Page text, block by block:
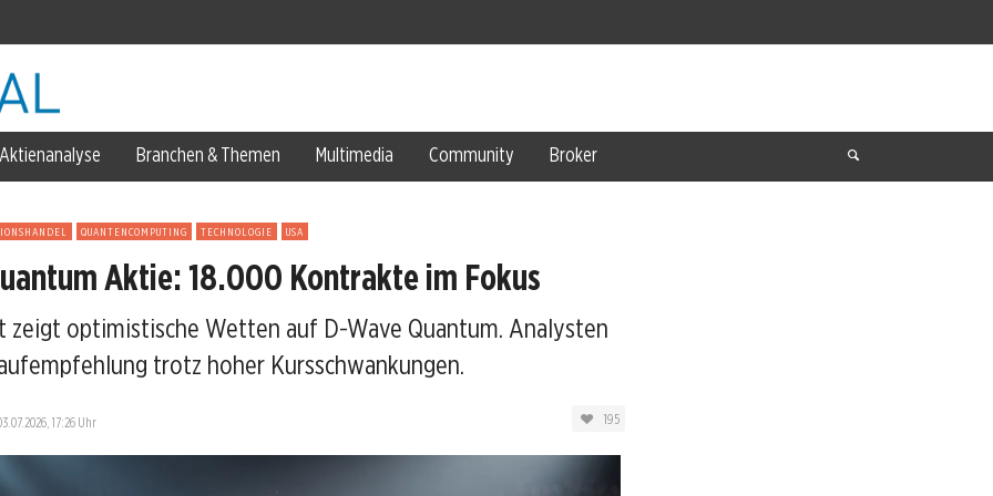
Aktienanalyse Branchen & Themen Multimedia Community Broker
QUANTENCOMPUTING TECHNOLOGIE USA
Aktie: 18.000 Kontrakte im Fokus
zeigt optimistische Wetten auf D-Wave Quantum. Analysten
trotz hoher Kursschwankungen.
17:26 Uhr 195